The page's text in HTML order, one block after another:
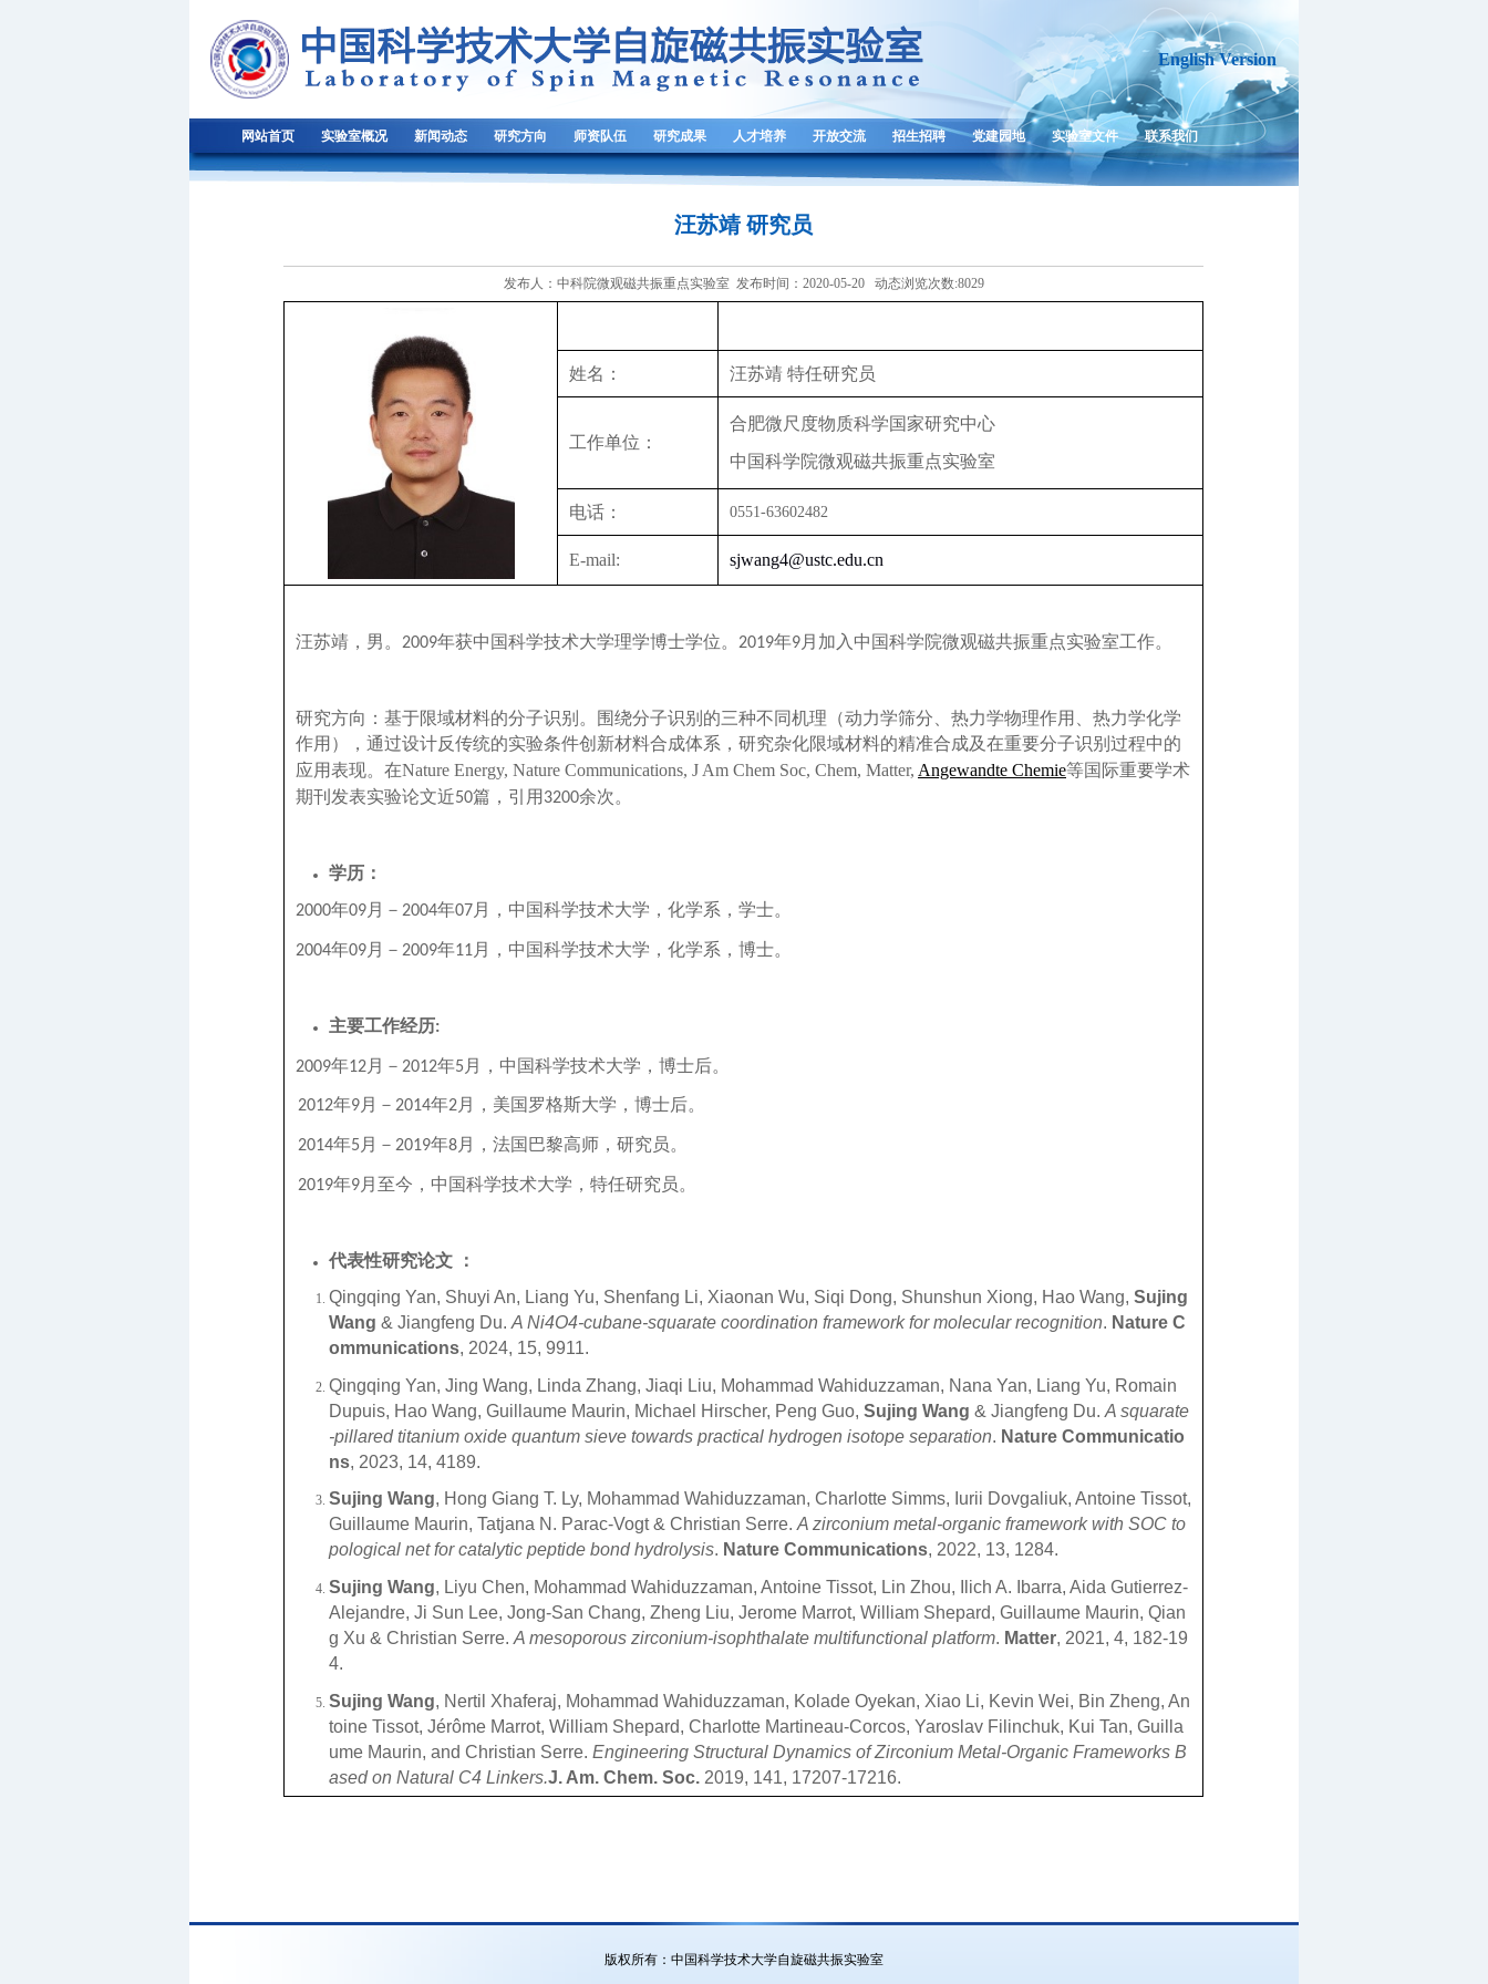
English Version
网站首页 实验室概况 新闻动态 研究方向 师资队伍 研究成果 人才培养 开放交流 招生招聘 党建园地 实验室文件 联系我们
汪苏靖 研究员
发布人：中科院微观磁共振重点实验室 发布时间：2020-05-20 动态浏览次数:8029
姓名： 汪苏靖 特任研究员
工作单位：
合肥微尺度物质科学国家研究中心
中国科学院微观磁共振重点实验室
电话： 0551-63602482
E-mail: sjwang4@ustc.edu.cn
汪苏靖，男。 2009年获中国科学技术大学理学博士学位。 2019年9月加入中国科学院微观磁共振重点实验室工作。
研究方向：基于限域材料的分子识别。围绕分子识别的三种不同机理（动力学筛分、热力学物理作用、热力学化学
作用），通过设计反传统的实验条件创新材料合成体系，研究杂化限域材料的精准合成及在重要分子识别过程中的
应用表现。在Nature Energy, Nature Communications, J Am Chem Soc, Chem, Matter, Angewandte Chemie等国际重要学术
期刊发表实验论文近50篇，引用 3200余次。
学历：
2000年09月－ 2004年07月，中国科学技术大学，化学系，学士。
2004年09月－ 2009年11月，中国科学技术大学，化学系，博士。
主要工作经历:
2009年12月－ 2012年5 月 ，中国科学技术大学，博士后。
2012年9月 － 2014年2月 ，美国罗格斯大学，博士后。
2014年5 月 － 2019年8月，法国巴黎高师，研究员。
2019年9月至今，中国科学技术大学，特任研究员。
代表性研究论文 ：
Qingqing Yan, Shuyi An, Liang Yu, Shenfang Li, Xiaonan Wu, Siqi Dong, Shunshun Xiong, Hao Wang, Sujing
Wang & Jiangfeng Du. A Ni4O4-cubane-squarate coordination framework for molecular recognition. Nature C
ommunications, 2024, 15, 9911.
Qingqing Yan, Jing Wang, Linda Zhang, Jiaqi Liu, Mohammad Wahiduzzaman, Nana Yan, Liang Yu, Romain
Dupuis, Hao Wang, Guillaume Maurin, Michael Hirscher, Peng Guo, Sujing Wang & Jiangfeng Du. A squarate
-pillared titanium oxide quantum sieve towards practical hydrogen isotope separation. Nature Communicatio
ns, 2023, 14, 4189.
Sujing Wang, Hong Giang T. Ly, Mohammad Wahiduzzaman, Charlotte Simms, Iurii Dovgaliuk, Antoine Tissot,
Guillaume Maurin, Tatjana N. Parac-Vogt & Christian Serre.A zirconium metal-organic framework with SOC to
pological net for catalytic peptide bond hydrolysis. Nature Communications, 2022, 13, 1284.
Sujing Wang, Liyu Chen, Mohammad Wahiduzzaman, Antoine Tissot, Lin Zhou, Ilich A. Ibarra, Aida Gutierrez-
Alejandre, Ji Sun Lee, Jong-San Chang, Zheng Liu, Jerome Marrot, William Shepard, Guillaume Maurin, Qian
g Xu & Christian Serre. A mesoporous zirconium-isophthalate multifunctional platform. Matter, 2021, 4, 182-19
4.
Sujing Wang, Nertil Xhaferaj, Mohammad Wahiduzzaman, Kolade Oyekan, Xiao Li, Kevin Wei, Bin Zheng, An
toine Tissot, Jérôme Marrot, William Shepard, Charlotte Martineau-Corcos, Yaroslav Filinchuk, Kui Tan, Guilla
ume Maurin, and Christian Serre. Engineering Structural Dynamics of Zirconium Metal-Organic Frameworks B
ased on Natural C4 Linkers.J. Am. Chem. Soc. 2019, 141, 17207-17216.
版权所有：中国科学技术大学自旋磁共振实验室